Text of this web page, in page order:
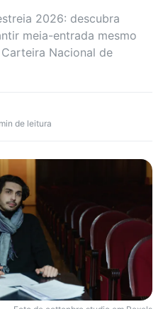
2026: descubra
meia-entrada mesmo
Nacional de
min de leitura